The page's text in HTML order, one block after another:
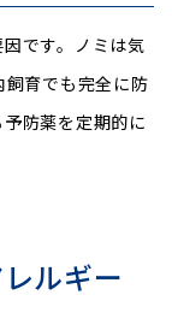
です。ノミは気
育でも完全に防
防薬を定期的に
ルギー